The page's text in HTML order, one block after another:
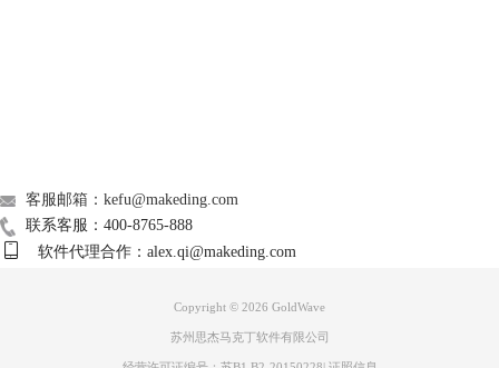
步骤四、点击效果菜单，再点击过滤菜单下的降噪命令。
客服邮箱：kefu@makeding.com
联系客服：400-8765-888
软件代理合作：alex.qi@makeding.com
Copyright © 2026 GoldWave
苏州思杰马克丁软件有限公司